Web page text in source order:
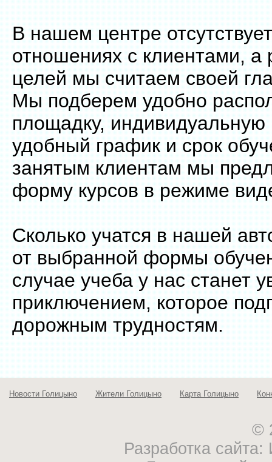
В нашем центре
отношениях с клиентами, а
целей мы считаем своей
Мы подберем удобно
площадку, индивидуальную
удобный график и срок
занятым клиентам мы
форму курсов в режиме
Сколько учатся в нашей
от выбранной формы
случае учеба у нас станет
приключением, которое
дорожным трудностям.
Новости Голицыно Жители Голицыно Карта Голицыно
©
Разработка